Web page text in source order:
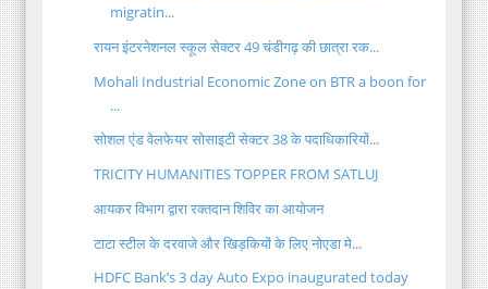
migratin...
रायन इंटरनेशनल स्कूल सेक्टर 49 चंडीगढ़ की छात्रा रक...
Mohali Industrial Economic Zone on BTR a boon for
...
सोशल एंड वेलफेयर सोसाइटी सेक्टर 38 के पदाधिकारियों...
TRICITY HUMANITIES TOPPER FROM SATLUJ
आयकर विभाग द्वारा रक्तदान शिविर का आयोजन
टाटा स्टील के दरवाजे और खिड़कियों के लिए नोएडा मे...
HDFC Bank’s 3 day Auto Expo inaugurated today